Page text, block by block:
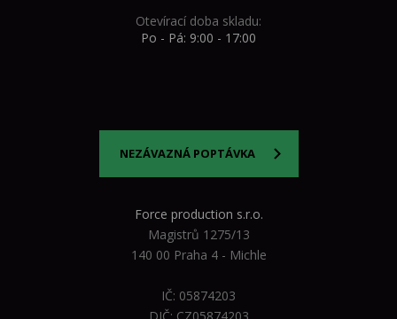
Otevírací doba skladu:
Po - Pá: 9:00 - 17:00
NEZÁVAZNÁ POPTÁVKA
Force production s.r.o.
Magistrů 1275/13
140 00 Praha 4 - Michle
IČ: 05874203